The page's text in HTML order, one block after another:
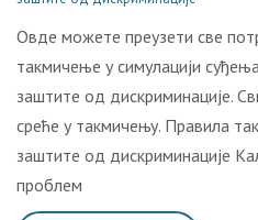
Овде можете преузети све
такмичење у симулацији
заштите од дискриминације.
среће у такмичењу. Правила
заштите од дискриминације
проблем